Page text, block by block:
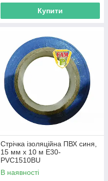
Купити
Стрічка ізоляційна ПВХ синя,
15 мм х 10 м E30-
PVC1510BU
В наявності